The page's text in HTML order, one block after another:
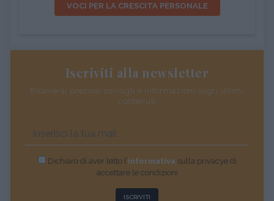
VOCI PER LA CRESCITA PERSONALE
Iscriviti alla newsletter
Riceverai preziosi consigli e informazioni sugli ultimi
contenuti
Dichiaro di aver letto l’informativa sulla privacye di
accettare le condizioni
ISCRIVITI